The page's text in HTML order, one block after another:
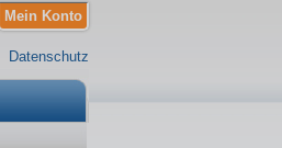
Datenschutz